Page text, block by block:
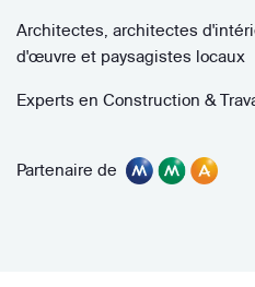
Architectes, architectes
d'œuvre et paysagistes locaux
Experts en Construction &
Partenaire de